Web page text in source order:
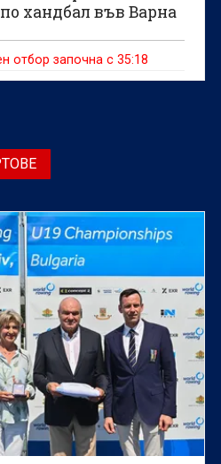
хандбал във Варна
отбор започна с 35:18